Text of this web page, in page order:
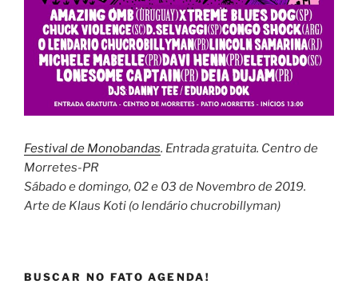
Festival de Monobandas. Entrada gratuita. Centro de
Morretes-PR
Sábado e domingo, 02 e 03 de Novembro de 2019.
Arte de Klaus Koti (o lendário chucrobillyman)
BUSCAR NO FATO AGENDA!